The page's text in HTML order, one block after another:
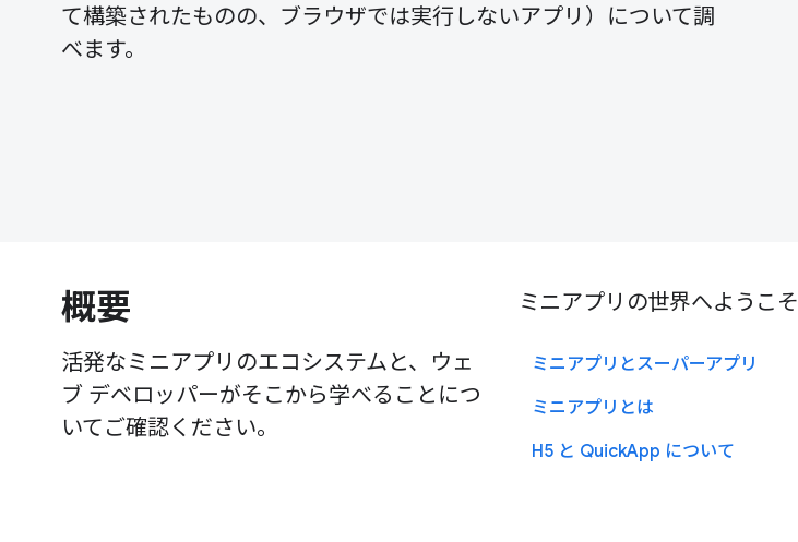
て構築されたものの、ブラウザでは実行しないアプリ）について調
べます。
概要
活発なミニアプリのエコシステムと、ウェ
ブ デベロッパーがそこから学べることにつ
いてご確認ください。
ミニアプリの世界へようこそ
ミニアプリとスーパーアプリ
ミニアプリとは
H5 と QuickApp について